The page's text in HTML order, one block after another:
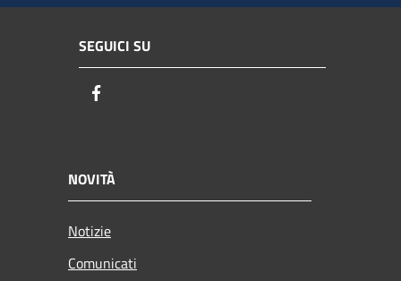
SEGUICI SU
NOVITÀ
Notizie
Comunicati